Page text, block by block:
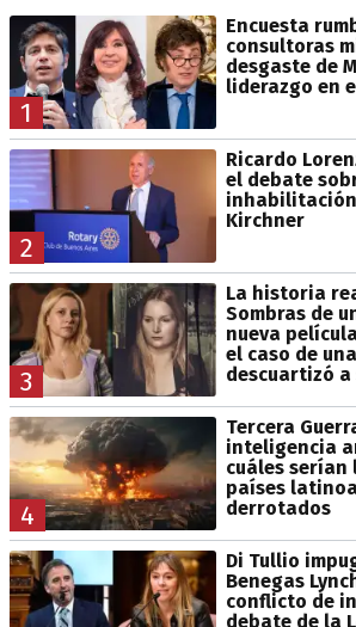
1
Encuesta
consultoras
desgaste de
liderazgo en
2
Ricardo
el debate
Kirchner
3
La historia
Sombras de
nueva
el caso de
descuartizó a
4
Tercera
inteligencia
cuáles serían
países
derrotados
Di Tullio
Benegas
conflicto de
debate de la